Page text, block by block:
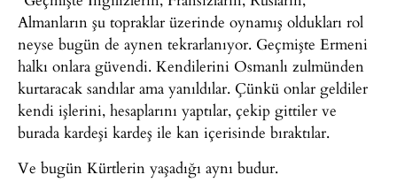
Almanların şu topraklar üzerinde oynamış oldukları rol
neyse bugün de aynen tekrarlanıyor. Geçmişte Ermeni
halkı onlara güvendi. Kendilerini Osmanlı zulmünden
kurtaracak sandılar ama yanıldılar. Çünkü onlar geldiler
kendi işlerini, hesaplarını yaptılar, çekip gittiler ve
burada kardeşi kardeş ile kan içerisinde bıraktılar.
Ve bugün Kürtlerin yaşadığı aynı budur.